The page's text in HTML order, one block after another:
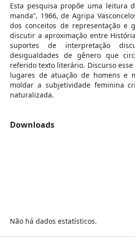
Esta pesquisa propõe uma leitura
manda”, 1966, de Agripa
dos conceitos de representação e
discutir a aproximação entre
suportes de interpretação
desigualdades de gênero que
referido texto literário. Discurso
lugares de atuação de homens e
moldar a subjetividade feminina
naturalizada.
Downloads
Não há dados estatísticos.